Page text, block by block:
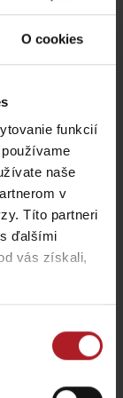
O cookies
funkcií
naše
v
Títo partneri
ďalšími
vás získali,
Smrekovica